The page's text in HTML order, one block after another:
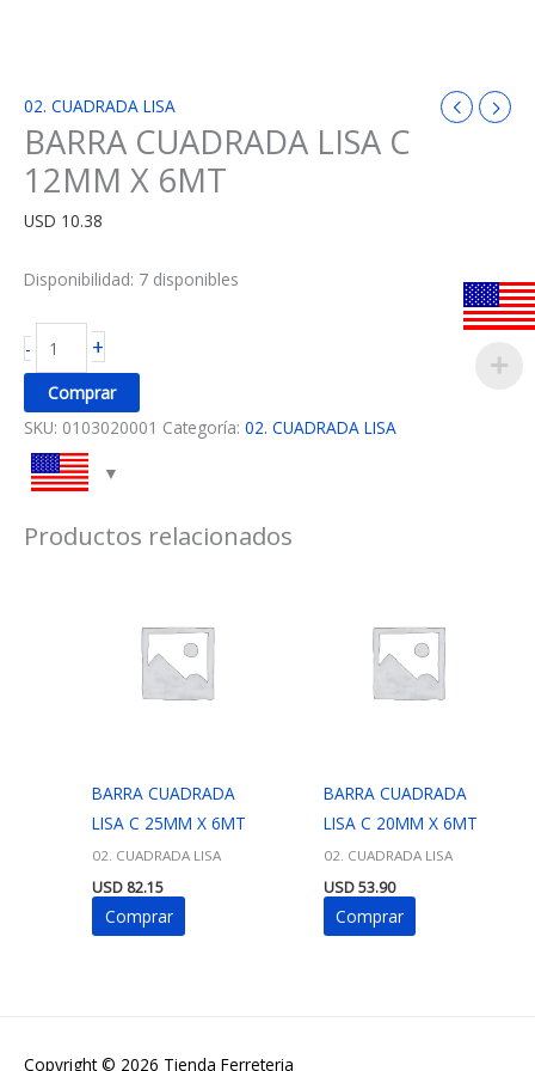
02. CUADRADA LISA
BARRA CUADRADA LISA C
12MM X 6MT
USD 10.38
Disponibilidad: 7 disponibles
- +
Comprar
SKU: 0103020001 Categoría: 02. CUADRADA LISA
Productos relacionados
BARRA CUADRADA
LISA C 25MM X 6MT
02. CUADRADA LISA
USD 82.15
Comprar
BARRA CUADRADA
LISA C 20MM X 6MT
02. CUADRADA LISA
USD53.90
Comprar
Copyright © 2026 Tienda Ferreteria